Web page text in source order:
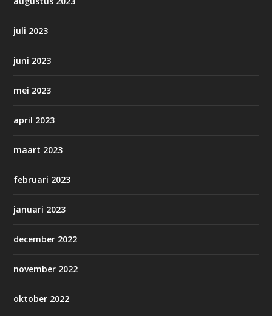
juli 2023
juni 2023
mei 2023
april 2023
maart 2023
februari 2023
januari 2023
december 2022
november 2022
oktober 2022